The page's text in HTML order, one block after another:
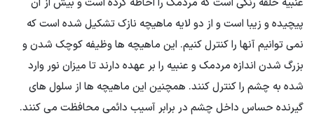
پیچیده و زیبا است و از دو لایه ماهیچه نازک تشکیل شده است که
نمی توانیم آنها را کنترل کنیم. این ماهیچه ها وظیفه کوچک شدن و
بزرگ شدن اندازه مردمک و عنبیه را بر عهده دارند تا میزان نور وارد
شده به چشم را کنترل کنند. همچنین این ماهیچه ها از سلول های
گیرنده حساس داخل چشم در برابر آسیب دائمی محافظت می کنند.